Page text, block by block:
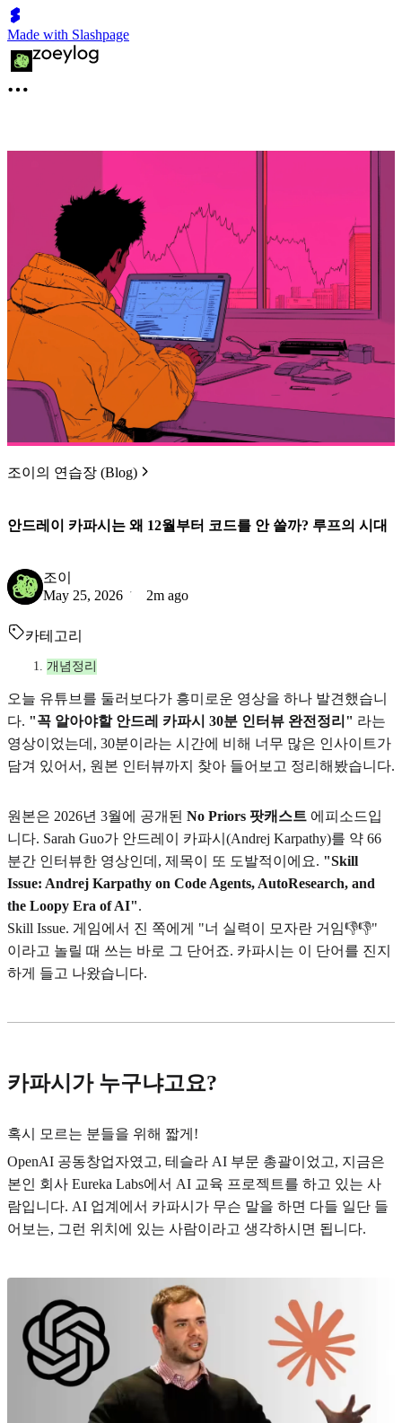
Made with Slashpage
조이의 연습장 (Blog)
안드레이 카파시는 왜 12월부터 코드를 안 쓸까? 루프의 시대
조이
May 25, 2026
2m ago
카테고리
개념정리
오늘 유튜브를 둘러보다가 흥미로운 영상을 하나 발견했습니
다. "꼭 알아야할 안드레 카파시 30분 인터뷰 완전정리" 라는
영상이었는데, 30분이라는 시간에 비해 너무 많은 인사이트가
담겨 있어서, 원본 인터뷰까지 찾아 들어보고 정리해봤습니다.
원본은 2026년 3월에 공개된 No Priors 팟캐스트 에피소드입
니다. Sarah Guo가 안드레이 카파시(Andrej Karpathy)를 약 66
분간 인터뷰한 영상인데, 제목이 또 도발적이에요. "Skill
Issue: Andrej Karpathy on Code Agents, AutoResearch, and
the Loopy Era of AI".
Skill Issue. 게임에서 진 쪽에게 "너 실력이 모자란 거임👎👎"
이라고 놀릴 때 쓰는 바로 그 단어죠. 카파시는 이 단어를 진지
하게 들고 나왔습니다.
카파시가 누구냐고요?
혹시 모르는 분들을 위해 짧게!
OpenAI 공동창업자였고, 테슬라 AI 부문 총괄이었고, 지금은
본인 회사 Eureka Labs에서 AI 교육 프로젝트를 하고 있는 사
람입니다. AI 업계에서 카파시가 무슨 말을 하면 다들 일단 들
어보는, 그런 위치에 있는 사람이라고 생각하시면 됩니다.